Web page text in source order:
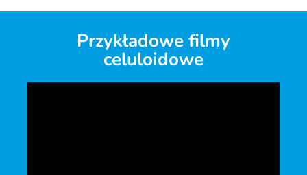
Przykładowe filmy
celuloidowe